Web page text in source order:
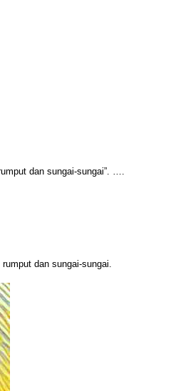
dan sungai-sungai”. ….
dan sungai-sungai.